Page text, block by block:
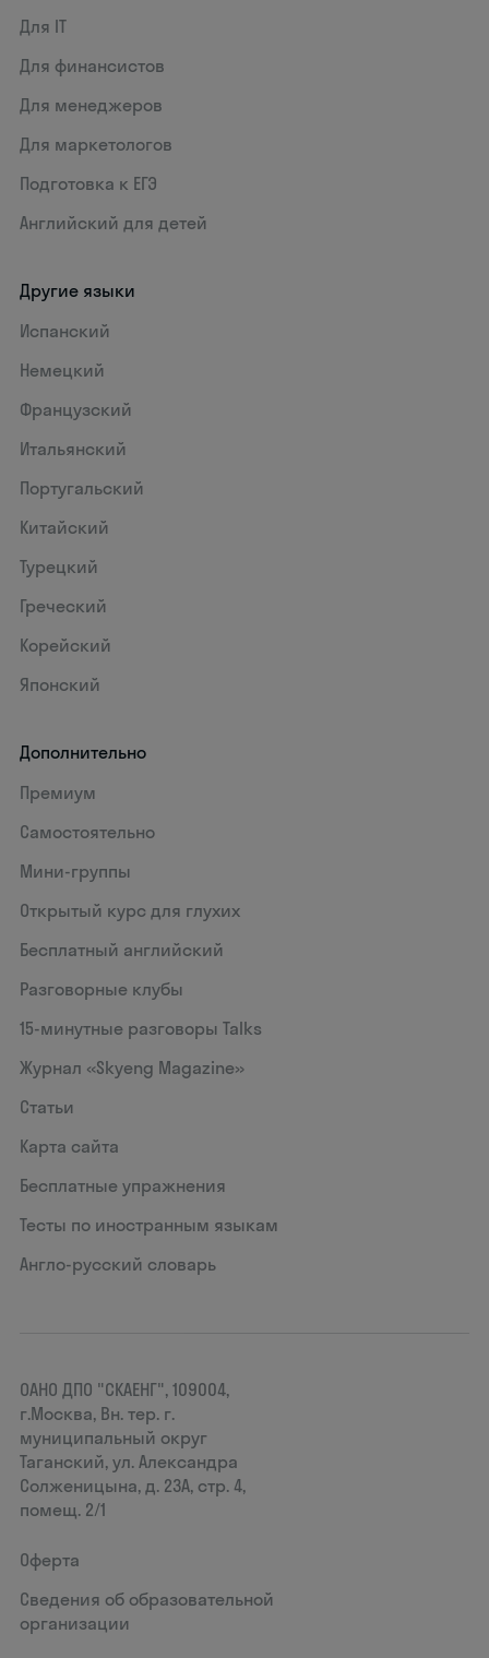
Для IT
Для финансистов
Для менеджеров
Для маркетологов
Подготовка к ЕГЭ
Английский для детей
Другие языки
Испанский
Немецкий
Французский
Итальянский
Португальский
Китайский
Турецкий
Греческий
Корейский
Японский
Дополнительно
Премиум
Самостоятельно
Мини-группы
Открытый курс для глухих
Бесплатный английский
Разговорные клубы
15‑минутные разговоры Talks
Журнал «Skyeng Magazine»
Статьи
Карта сайта
Бесплатные упражнения
Тесты по иностранным языкам
Англо-русский словарь
ОАНО ДПО "СКАЕНГ", 109004,
г.Москва, Вн. тер. г.
муниципальный округ
Таганский, ул. Александра
Солженицына, д. 23А, стр. 4,
помещ. 2/1
Оферта
Сведения об образовательной
организации